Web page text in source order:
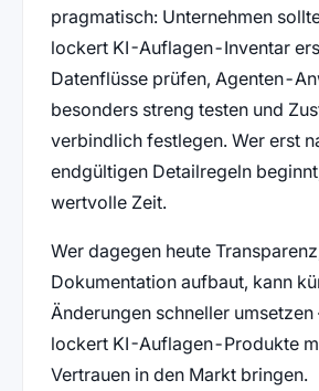
pragmatisch: Unternehmen
lockert KI-Auflagen-Inventar
Datenflüsse prüfen, Agenten-
besonders streng testen und
verbindlich festlegen. Wer erst
endgültigen Detailregeln
wertvolle Zeit.
Wer dagegen heute
Dokumentation aufbaut, kann
Änderungen schneller umsetzen
lockert KI-Auflagen-Produkte
Vertrauen in den Markt bringen.